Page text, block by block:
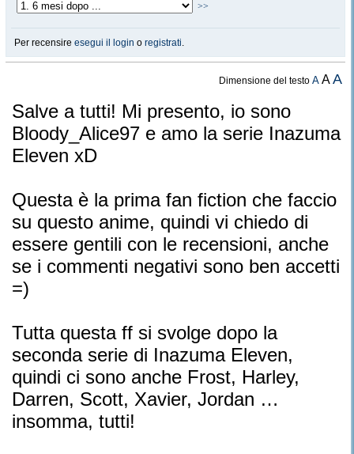
>>
Per recensire esegui il login o registrati.
Dimensione del testoA AA
Salve a tutti! Mi presento, io sono
Bloody_Alice97 e amo la serie Inazuma
Eleven xD
Questa è la prima fan fiction che faccio
su questo anime, quindi vi chiedo di
essere gentili con le recensioni, anche
se i commenti negativi sono ben accetti
=)
Tutta questa ff si svolge dopo la
seconda serie di Inazuma Eleven,
quindi ci sono anche Frost, Harley,
Darren, Scott, Xavier, Jordan …
insomma, tutti!